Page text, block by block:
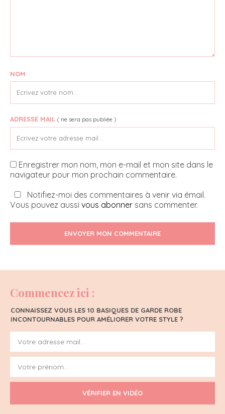
NOM
ADRESSE MAIL ( ne sera pas publiée )
Enregistrer mon nom, mon e-mail et mon site dans le
navigateur pour mon prochain commentaire.
Notifiez-moi des commentaires à venir via émail.
Vous pouvez aussi vous abonner sans commenter.
ENVOYER MON COMMENTAIRE
Commencez ici :
CONNAISSEZ VOUS LES 10 BASIQUES DE GARDE ROBE
INCONTOURNABLES POUR AMÉLIORER VOTRE STYLE ?
VÉRIFIER EN VIDÉO